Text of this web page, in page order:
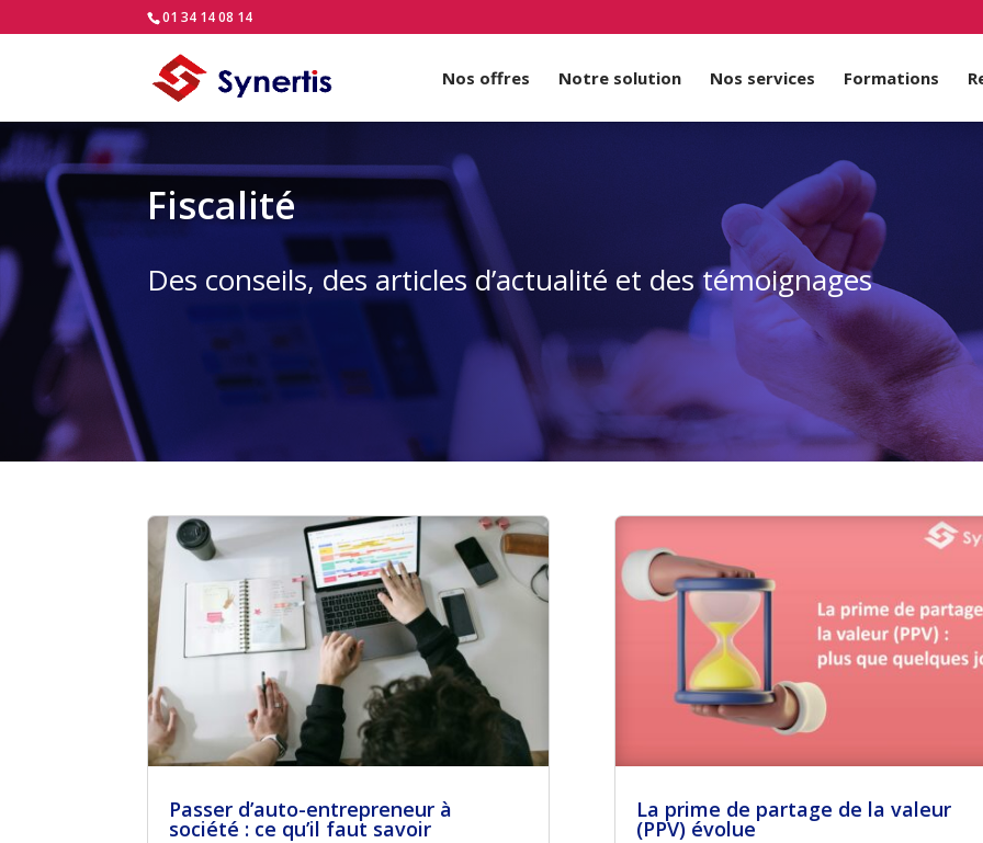
01 34 14 08 14
Nos offres Notre solution Nos services Formations
Fiscalité
Des conseils, des articles d’actualité et des témoignages
Passer d’auto-entrepreneur à
société : ce qu’il faut savoir
La prime de partage de la valeur
(PPV) évolue